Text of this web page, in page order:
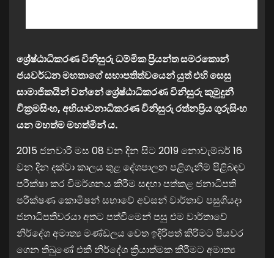
ශ්‍රේෂ්ඨාධිකරණ විනිසුරු ධම්මික ප්‍රියන්ත සමරකොන්
ජයවර්ධන මහතාගේ සභාපතිත්වයෙන් යුත් එහි සෙසු
සාමාජිකයින් වන්නේ ශ්‍රේෂ්ඨාධිකරණ විනිසුරු කුමුදුනී
වික්‍රමසිංහ, අභියාචනාධිකරණ විනිසුරු රත්නප්‍රිය ගුරුසිංහ
යන මහත්ම මහත්මීන් ය.
2015 ජනවාරි මස 08 වන දින සිට 2019 නොවැම්බර් 16
වන දින දක්වා කාලය තුළ දේශපාලන පළිගැනීම් පිළිබඳව
පරීක්ෂා කර විමර්ශනය කිරීම සඳහා පත්කළ ජනාධිපති
පරීක්ෂණ කොමිෂන් සභාවේ අවසන් වාර්තාව පසුගියදා
ජනාධිපතිවරයා අතට පත්වීමෙන් පසු එම වාර්තාවේ
නිර්දේශ අමාත්‍ය මණ්ඩලය වෙත ඉදිරිපත් කිරීමට පියවර
ගෙන තිබුණේ එකී නිර්දේශ ක්‍රියාත්මක කිරීමට අමාත්‍ය